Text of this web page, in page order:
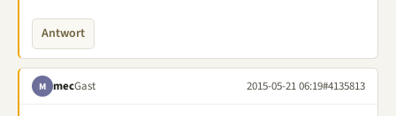
Antwort
M mecGast 2015-05-21 06:19#4135813